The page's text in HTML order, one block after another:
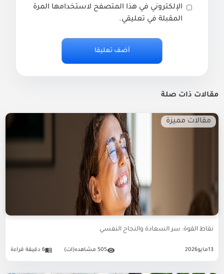
الإلكتروني في هذا المتصفح لاستخدامها المرة
المقبلة في تعليقي.
مقالات ذات صلة
مقالات مميزة
نقاط القوة: سر السعادة والنجاح النفسي
13 مايو2026 505 مشاهده(ات) 6 دقيقة قراءة